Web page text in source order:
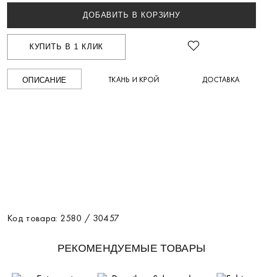
ОПИСАНИЕ ТКАНЬ И КРОЙ ДОСТАВКА
ДОБАВИТЬ В КОРЗИНУ
КУПИТЬ В 1 КЛИК
Код товара: 2580 / 30457
РЕКОМЕНДУЕМЫЕ ТОВАРЫ